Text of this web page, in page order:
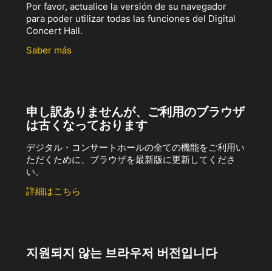
Por favor, actualice la versión de su navegador
para poder utilizar todas las funciones del Digital
Concert Hall.
Saber más
申し訳ありませんが、ご利用のブラウザ
は古くなっております
デジタル・コンサートホールの全ての機能をご利用い
ただくために、ブラウザを最新版に更新してくださ
い。
詳細はこちら
지원되지 않는 브라우저 버전입니다